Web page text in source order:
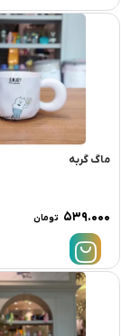
ماگ گربه
۵۳۹.۰۰۰ تومان